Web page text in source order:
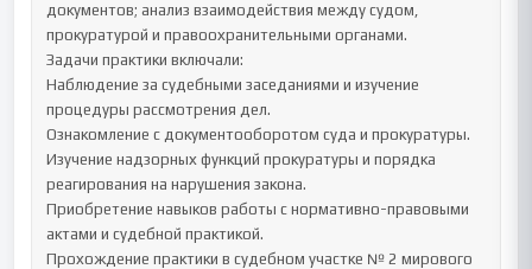
документов; анализ взаимодействия между судом,
прокуратурой и правоохранительными органами.
Задачи практики включали:
Наблюдение за судебными заседаниями и изучение
процедуры рассмотрения дел.
Ознакомление с документооборотом суда и прокуратуры.
Изучение надзорных функций прокуратуры и порядка
реагирования на нарушения закона.
Приобретение навыков работы с нормативно-правовыми
актами и судебной практикой.
Прохождение практики в судебном участке № 2 мирового